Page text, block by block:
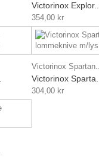
Victorinox Explor...
354,00 kr
Victorinox Spartan...
Victorinox Sparta...
304,00 kr